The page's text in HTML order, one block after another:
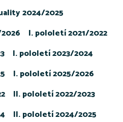
2024/2025
I. pololetí 2021/2022
I. pololetí 2023/2024
I. pololetí 2025/2026
II. pololetí 2022/2023
II. pololetí 2024/2025